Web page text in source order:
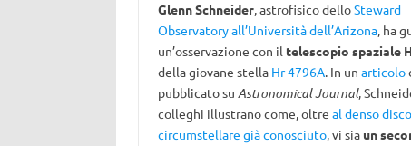
Glenn Schneider, astrofisico delloSteward
Observatory all’Università dell’Arizona, ha
un’osservazione con il telescopio spaziale
della giovane stella Hr 4796A. In un articolo
pubblicato su Astronomical Journal,
colleghi illustrano come, oltre al denso disco
circumstellare già conosciuto, vi sia un